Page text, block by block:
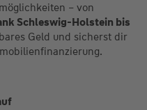
– von
Schleswig-Holstein bis
Geld und sicherst dir